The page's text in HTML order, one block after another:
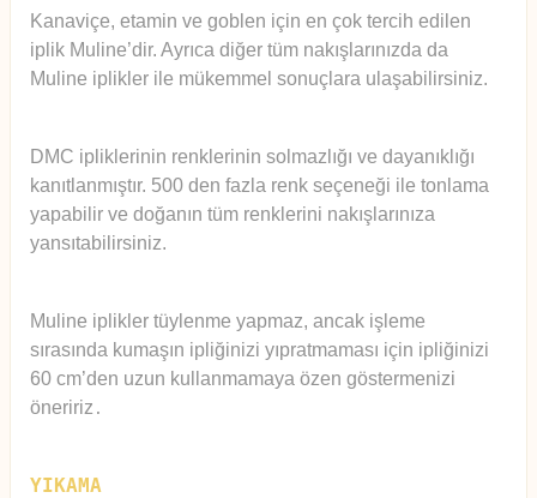
Kanaviçe, etamin ve goblen için en çok tercih edilen
iplik Muline’dir. Ayrıca diğer tüm nakışlarınızda da
Muline iplikler ile mükemmel sonuçlara ulaşabilirsiniz.
DMC ipliklerinin renklerinin solmazlığı ve dayanıklığı
kanıtlanmıştır. 500 den fazla renk seçeneği ile tonlama
yapabilir ve doğanın tüm renklerini nakışlarınıza
yansıtabilirsiniz.
Muline iplikler tüylenme yapmaz, ancak işleme
sırasında kumaşın ipliğinizi yıpratmaması için ipliğinizi
60 cm’den uzun kullanmamaya özen göstermenizi
öneririz .
YIKAMA